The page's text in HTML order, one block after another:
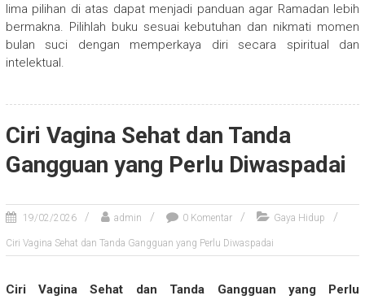
lima pilihan di atas dapat menjadi panduan agar Ramadan lebih
bermakna. Pilihlah buku sesuai kebutuhan dan nikmati momen
bulan suci dengan memperkaya diri secara spiritual dan
intelektual.
Ciri Vagina Sehat dan Tanda
Gangguan yang Perlu Diwaspadai
19/02/2026 admin 0 Komentar Gaya Hidup
Ciri Vagina Sehat dan Tanda Gangguan yang Perlu Diwaspadai
Ciri Vagina Sehat dan Tanda Gangguan yang Perlu